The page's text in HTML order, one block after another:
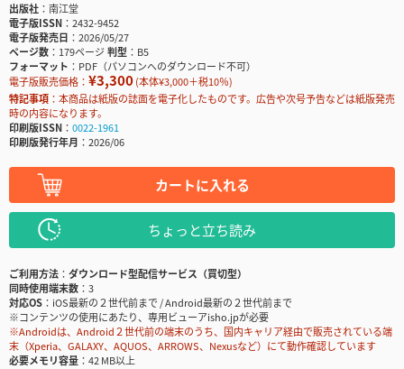
出版社
南江堂
電子版ISSN
2432-9452
電子版発売日
2026/05/27
ページ数
179ページ判型
B5
フォーマット
PDF（パソコンへのダウンロード不可）
電子版販売価格： ¥3,300(本体¥3,000＋税10％)
特記事項
本商品は紙版の誌面を電子化したものです。広告や次号予告などは紙版発売
時の内容になります。
印刷版ISSN
0022-1961
印刷版発行年月
2026/06
カートに入れる
ちょっと立ち読み
ご利用方法
ダウンロード型配信サービス（買切型）
同時使用端末数
3
対応OS
iOS最新の２世代前まで / Android最新の２世代前まで
※コンテンツの使用にあたり、専用ビューアisho.jpが必要
※Androidは、Android２世代前の端末のうち、国内キャリア経由で販売されている端
末（Xperia、GALAXY、AQUOS、ARROWS、Nexusなど）にて動作確認しています
必要メモリ容量
42 MB以上